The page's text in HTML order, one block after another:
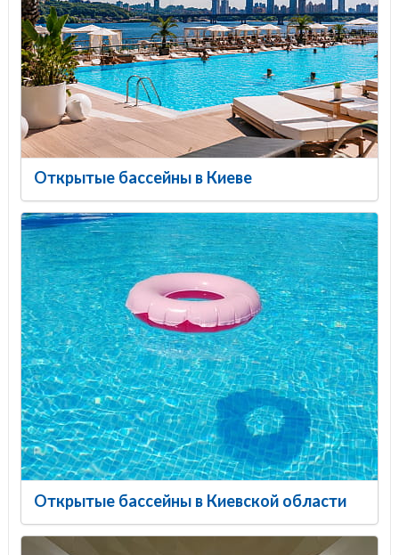
Открытые бассейны в Киеве
Открытые бассейны в Киевской области